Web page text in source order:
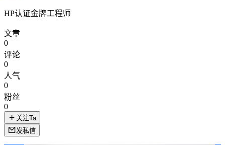
HP认证金牌工程师
文章
0
评论
0
人气
0
粉丝
0
关注Ta
发私信